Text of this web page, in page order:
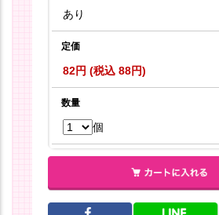
あり
定価
82円 (税込 88円)
数量
個